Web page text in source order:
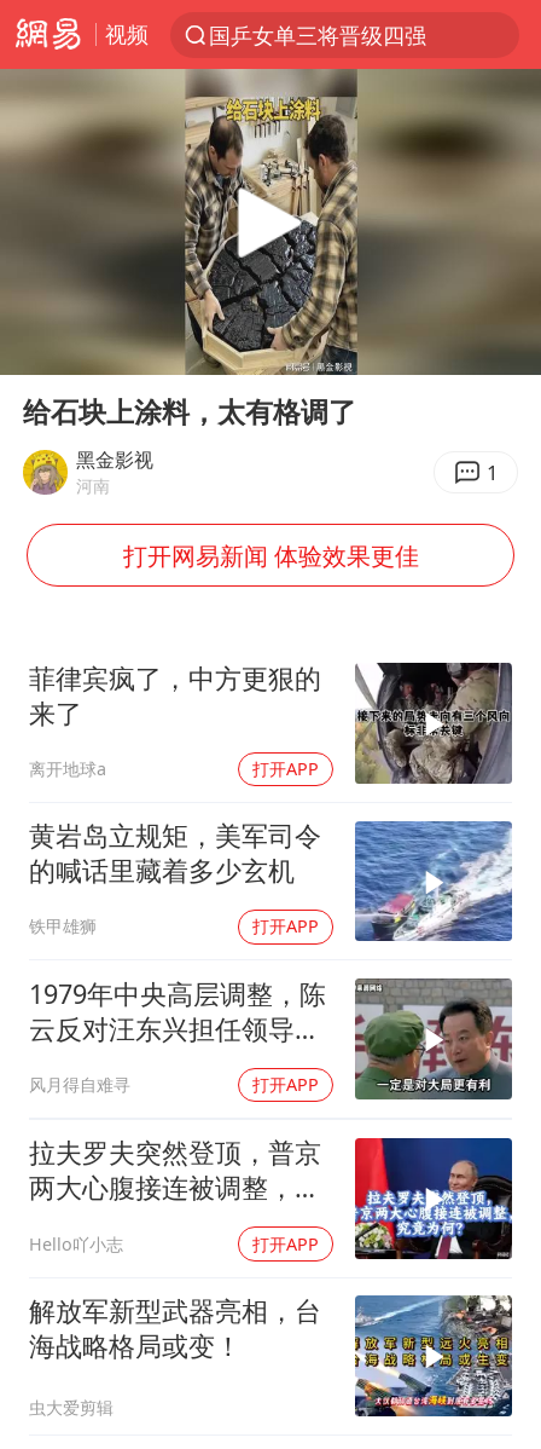
视频
国乒女单三将晋级四强
光影经济撬动暑期消费新蓝海
马克·艾伦退出斯诺克中国公开赛
新疆优化调整景区内自驾服务费
《欢迎来龙餐馆》口碑
情侣平潭拍日出坠崖1死1伤
央视新主播李秋莹孙亚鹏亮相
白海豚将正面袭击贯穿浙江
酒店回应车内过夜被收150元
杭州全市有序停课
商场现钱学森巨幅海报 负责人回应
36岁男演员成景区NPC后人气爆棚
全民健身事业高质量发展
乐享全民健身 共筑健康中国
Play
给石块上涂料，太有格调了
黑金影视
河南 1
打开网易新闻 体验效果更佳
菲律宾疯了，中方更狠的
来了
离开地球a 打开APP
黄岩岛立规矩，美军司令
的喊话里藏着多少玄机
铁甲雄狮 打开APP
1979年中央高层调整，陈
云反对汪东兴担任领导职
风月得自难寻 打开APP
拉夫罗夫突然登顶，普京
两大心腹接连被调整，究
Hello吖小志 打开APP
解放军新型武器亮相，台
海战略格局或变！
虫大爱剪辑